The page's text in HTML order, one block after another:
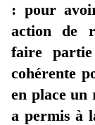
: pour
action de
faire partie
cohérente
en place
a permis à